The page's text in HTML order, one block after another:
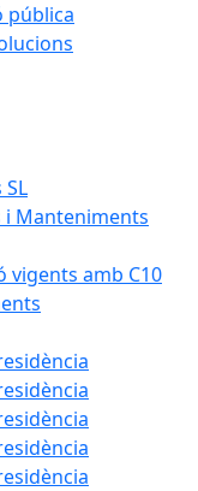
pública
i Manteniments
vigents amb C10